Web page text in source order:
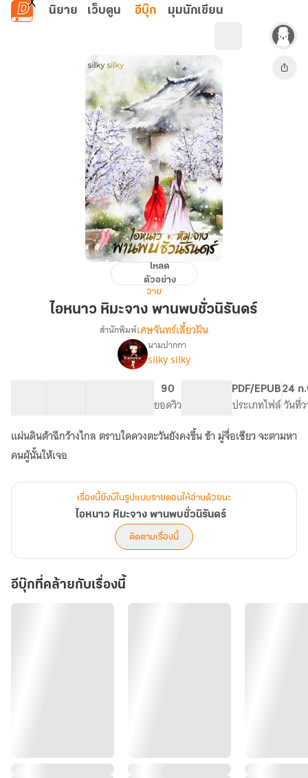
ข้ามไปยังเนื้อหาหลัก
นิยาย เว็บตูน อีบุ๊ก มุมนักเขียน
หิมะ
พาน
ดร์
โหลด
ตัวอย่าง
วาย
ไอหนาว หิมะจาง พานพบชั่วนิรันดร์
เรื่อง
ไอ
หนาว
หิมะ
จาง
พาน
พบ
ชั่ว
ดร์
สำนักพิมพ์เศษจันทร์เสี้ยวฝัน
นามปากกา
silky silky
90
ยอดวิว
PDF/EPUB
ประเภทไฟล์
24 ก
วันที่
แผ่นดินต้าฉีกว้างไกล ตราบใดดวงตะวันยังคงขึ้น ข้า มู่จื่อเซียว จะตามหา
คนผู้นั้นให้เจอ
เรื่องนี้ยังมีในรูปแบบรายตอนให้อ่านด้วยนะ
ไอหนาว หิมะจาง พานพบชั่วนิรันดร์
ติดตามเรื่องนี้
อีบุ๊กที่คล้ายกับเรื่องนี้